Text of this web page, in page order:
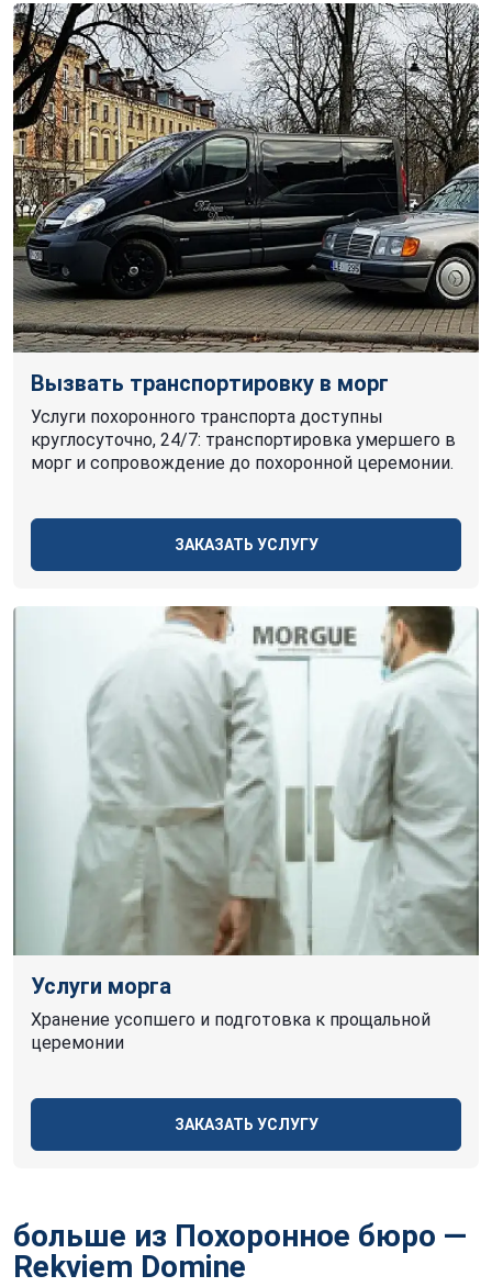
Вызвать транспортировку в морг
Услуги похоронного транспорта доступны
круглосуточно, 24/7: транспортировка умершего в
морг и сопровождение до похоронной церемонии.
ЗАКАЗАТЬ УСЛУГУ
Услуги морга
Хранение усопшего и подготовка к прощальной
церемонии
ЗАКАЗАТЬ УСЛУГУ
больше из Похоронное бюро —
Rekviem Domine